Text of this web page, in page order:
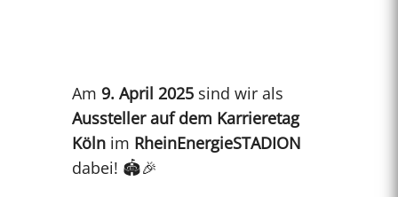
Am 9. April 2025sind wir als
Aussteller auf dem Karrieretag
Kölnim RheinEnergieSTADION
dabei! 🏟️🎉